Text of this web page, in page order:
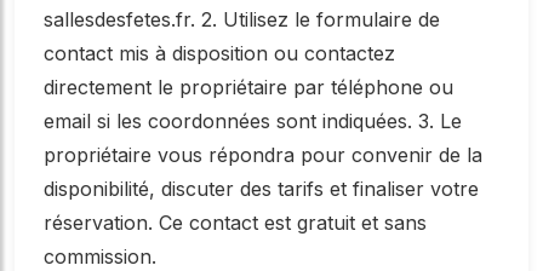
sallesdesfetes.fr. 2. Utilisez le formulaire de
contact mis à disposition ou contactez
directement le propriétaire par téléphone ou
email si les coordonnées sont indiquées. 3. Le
propriétaire vous répondra pour convenir de la
disponibilité, discuter des tarifs et finaliser votre
réservation. Ce contact est gratuit et sans
commission.